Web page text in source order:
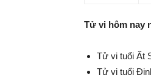
Tử vi hôm nay
Tử vi tuổi Ất
Tử vi tuổi